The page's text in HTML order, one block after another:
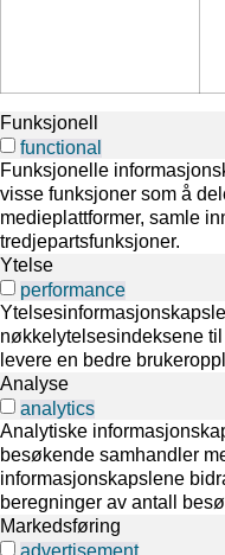
Funksjonell
functional
Funksjonelle
visse funksjoner som å
medieplattformer, samle
tredjepartsfunksjoner.
Ytelse
performance
nøkkelytelsesindeksene
levere en bedre
Analyse
analytics
Analytiske
besøkende samhandler
informasjonskapslene
beregninger av antall
Markedsføring